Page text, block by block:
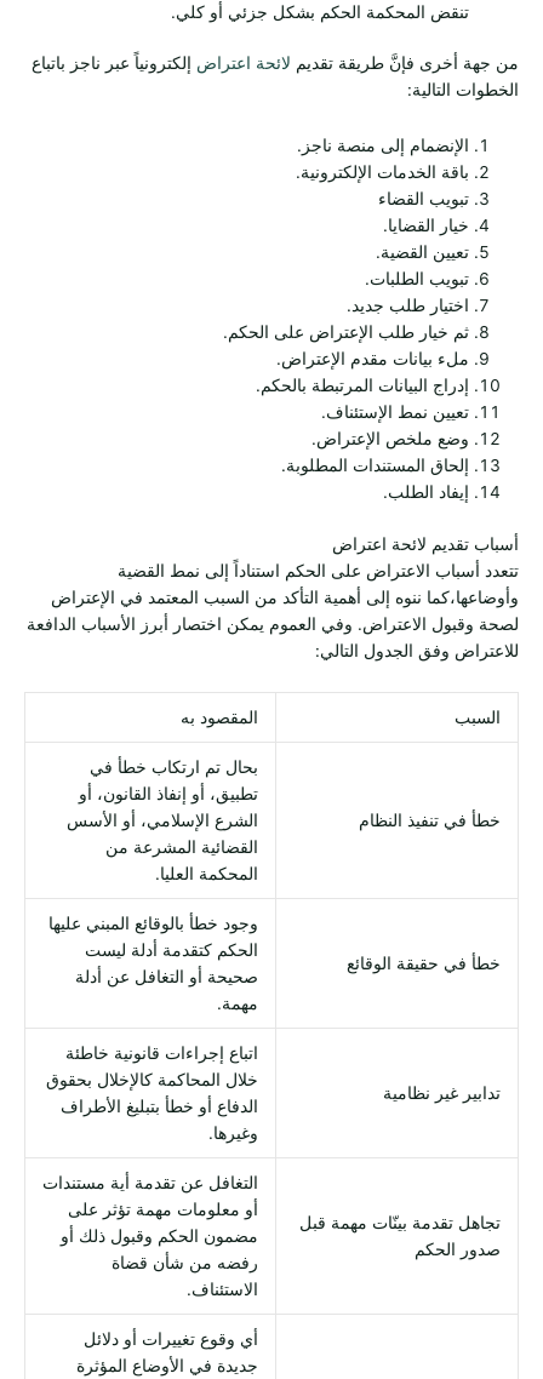
تنقض المحكمة الحكم بشكل جزئي أو كلي.
من جهة أخرى فإنَّ طريقة تقديم لائحة اعتراض إلكترونياً عبر ناجز باتباع
الخطوات التالية:
الإنضمام إلى منصة ناجز.
باقة الخدمات الإلكترونية.
تبويب القضاء
خيار القضايا.
تعيين القضية.
تبويب الطلبات.
اختيار طلب جديد.
ثم خيار طلب الإعتراض على الحكم.
ملء بيانات مقدم الإعتراض.
إدراج البيانات المرتبطة بالحكم.
تعيين نمط الإستئناف.
وضع ملخص الإعتراض.
إلحاق المستندات المطلوبة.
إيفاد الطلب.
أسباب تقديم لائحة اعتراض
تتعدد أسباب الاعتراض على الحكم استناداً إلى نمط القضية
وأوضاعها،كما ننوه إلى أهمية التأكد من السبب المعتمد في الإعتراض
لصحة وقبول الاعتراض. وفي العموم يمكن اختصار أبرز الأسباب الدافعة
للاعتراض وفق الجدول التالي:
السبب المقصود به
خطأ في تنفيذ النظام
بحال تم ارتكاب خطأ في
تطبيق، أو إنفاذ القانون، أو
الشرع الإسلامي، أو الأسس
القضائية المشرعة من
المحكمة العليا.
خطأ في حقيقة الوقائع
وجود خطأ بالوقائع المبني عليها
الحكم كتقدمة أدلة ليست
صحيحة أو التغافل عن أدلة
مهمة.
تدابير غير نظامية
اتباع إجراءات قانونية خاطئة
خلال المحاكمة كالإخلال بحقوق
الدفاع أو خطأ بتبليغ الأطراف
وغيرها.
تجاهل تقدمة بينّات مهمة قبل
صدور الحكم
التغافل عن تقدمة أية مستندات
أو معلومات مهمة تؤثر على
مضمون الحكم وقبول ذلك أو
رفضه من شأن قضاة
الاستئناف.
أي وقوع تغييرات أو دلائل
جديدة في الأوضاع المؤثرة